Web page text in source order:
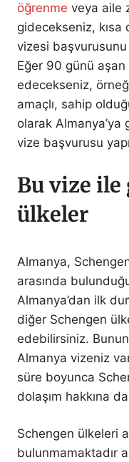
öğrenme veya aile
gidecekseniz, kısa
vizesi başvurusunu
Eğer 90 günü
edecekseniz,
amaçlı, sahip
olarak
vize başvurusu
Bu vize
ülkeler
Almanya,
arasında
Almanya’dan ilk
diğer Schengen
edebilirsiniz.
Almanya vizeniz
süre boyunca
dolaşım hakkına
Schengen ülkeleri
bulunmamaktadır